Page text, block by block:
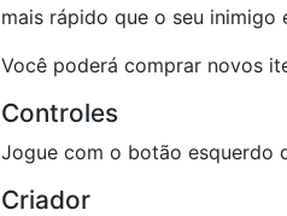
mais rápido que o seu inimigo
Você poderá comprar novos
Controles
Jogue com o botão esquerdo
Criador